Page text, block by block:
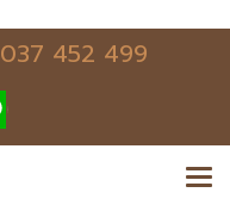
037 452 499